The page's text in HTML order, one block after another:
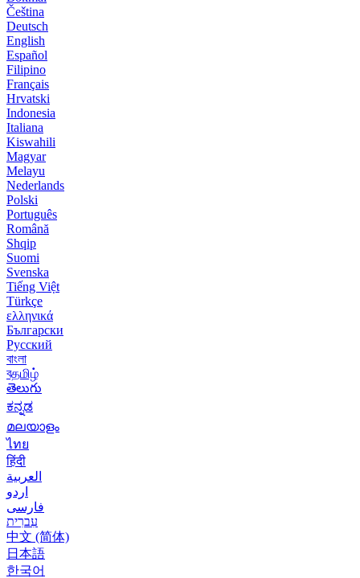
Čeština
Deutsch
English
Español
Filipino
Français
Hrvatski
Indonesia
Italiana
Kiswahili
Magyar
Melayu
Nederlands
Polski
Português
Română
Shqip
Suomi
Svenska
Tiếng Việt
Türkçe
ελληνικά
Български
Русский
বাংলা
বதமிழ்
తెలుగు
ಕನ್ನಡ
മലയാളം
ไทย
हिंदी
العربية
اردو
فارسی
עִברִית
中文 (简体)
日本語
한국어